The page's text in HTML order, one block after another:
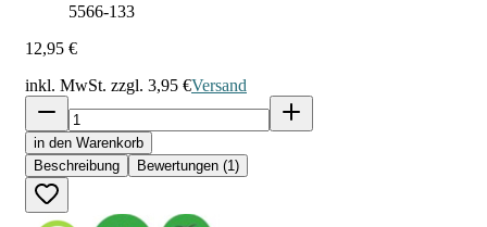
5566-133
12,95 €
inkl. MwSt. zzgl. 3,95 €Versand
in den Warenkorb
Beschreibung
Bewertungen (1)